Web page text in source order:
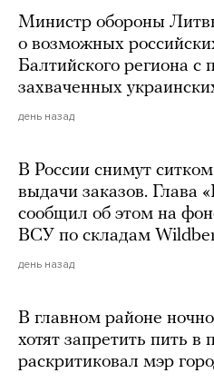
Министр обороны
о возможных
Балтийского региона
захваченных
день назад
В России снимут
выдачи заказов. Глава
сообщил об этом на
ВСУ по складам
день назад
В главном районе
хотят запретить пить
раскритиковал мэр